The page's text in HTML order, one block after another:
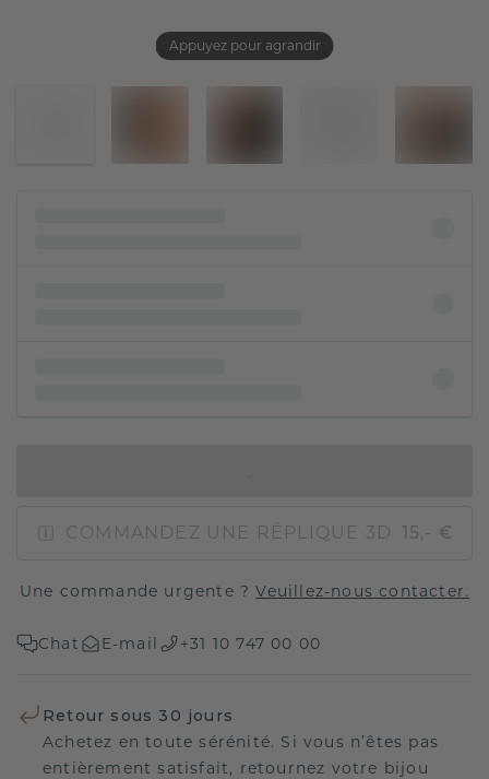
Appuyez pour agrandir
COMMANDEZ UNE RÉPLIQUE 3D 15,- €
Une commande urgente ?Veuillez-nous contacter.
Chat E-mail +31 10 747 00 00
Retour sous 30 jours
Achetez en toute sérénité. Si vous n’êtes pas
entièrement satisfait, retournez votre bijou